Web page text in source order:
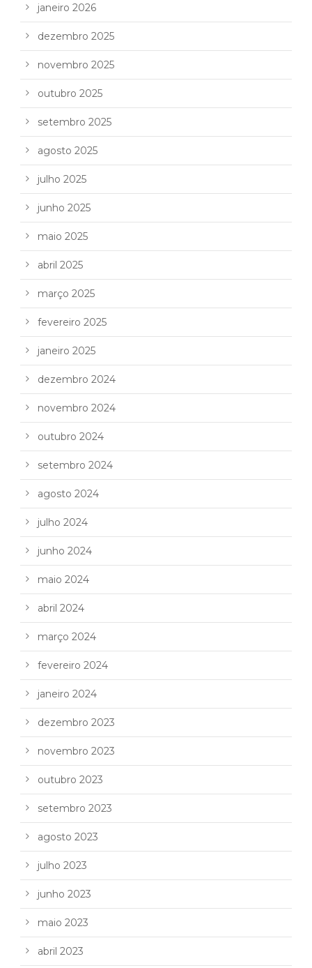
janeiro 2026
dezembro 2025
novembro 2025
outubro 2025
setembro 2025
agosto 2025
julho 2025
junho 2025
maio 2025
abril 2025
março 2025
fevereiro 2025
janeiro 2025
dezembro 2024
novembro 2024
outubro 2024
setembro 2024
agosto 2024
julho 2024
junho 2024
maio 2024
abril 2024
março 2024
fevereiro 2024
janeiro 2024
dezembro 2023
novembro 2023
outubro 2023
setembro 2023
agosto 2023
julho 2023
junho 2023
maio 2023
abril 2023